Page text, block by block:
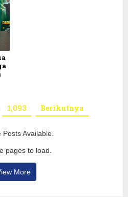
1,093 Berikutnya
Posts Available.
pages to load.
More